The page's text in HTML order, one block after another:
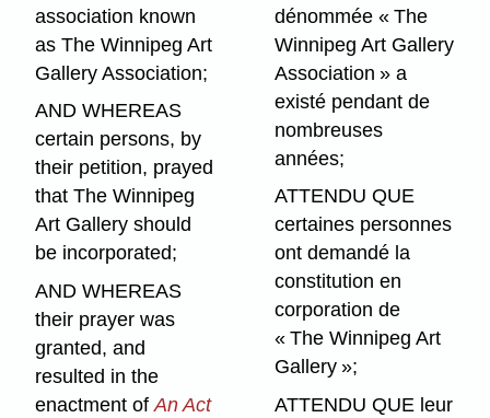
association known
as The Winnipeg Art
Gallery Association;
AND WHEREAS
certain persons, by
their petition, prayed
that The Winnipeg
Art Gallery should
be incorporated;
AND WHEREAS
their prayer was
granted, and
resulted in the
enactment ofAn Act
dénommée « The
Winnipeg Art Gallery
Association » a
existé pendant de
nombreuses
années;
ATTENDU QUE
certaines personnes
ont demandé la
constitution en
corporation de
« The Winnipeg Art
Gallery »;
ATTENDU QUE leur